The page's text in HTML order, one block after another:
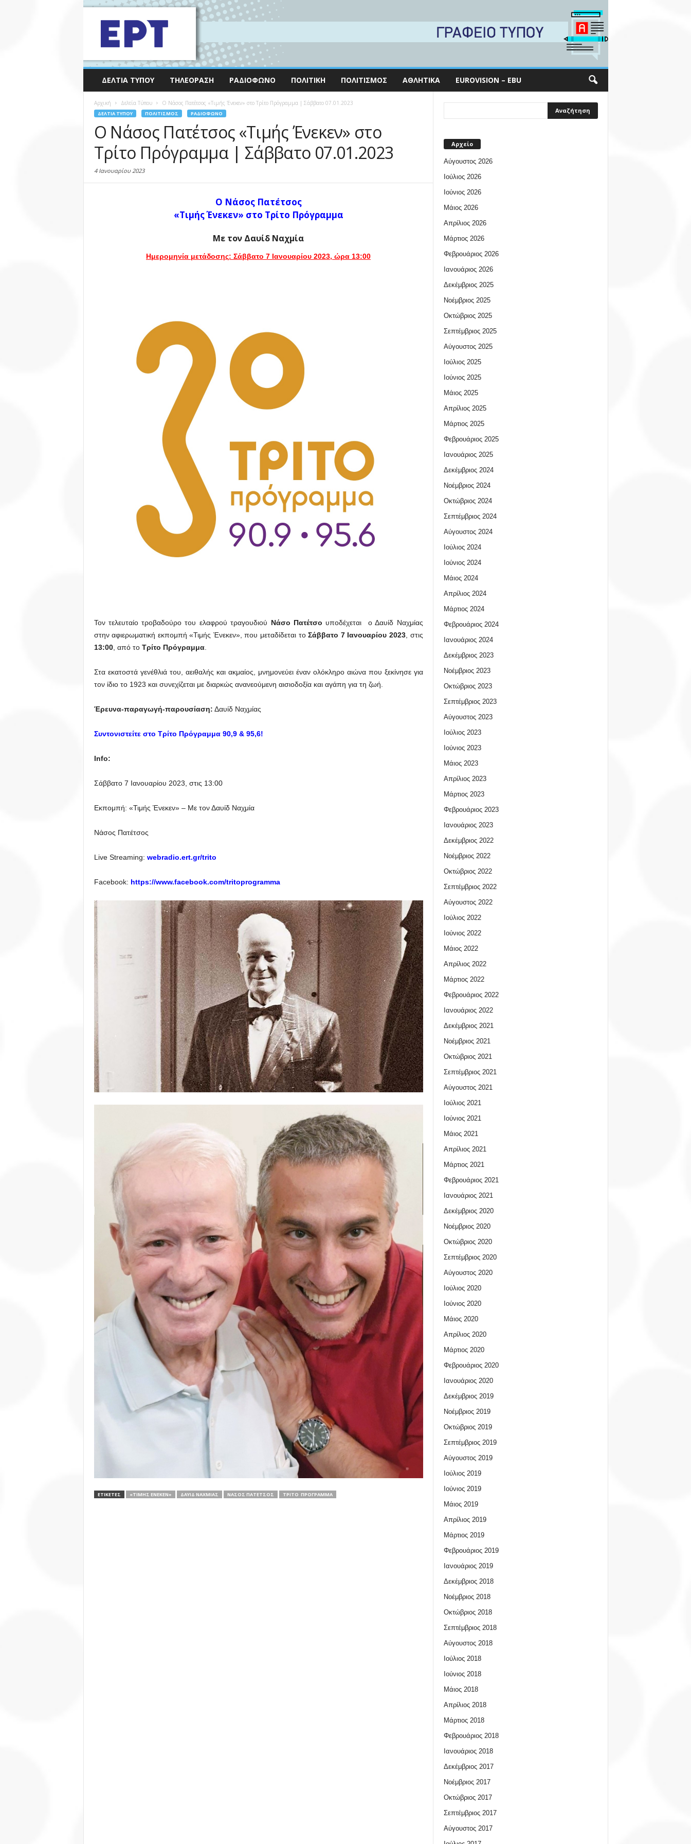
ΔΕΛΤΊΑ ΤΎΠΟΥ ΤΗΛΕΌΡΑΣΗ ΡΑΔΙΌΦΩΝΟ ΠΟΛΙΤΙΚΉ ΠΟΛΙΤΙΣΜΌΣ ΑΘΛΗΤΙΚΆ EUROVISION – EBU
Αρχική Δελτία Τύπου Ο Νάσος Πατέτσος «Τιμής Ένεκεν» στο Τρίτο Πρόγραμμα | Σάββατο 07.01.2023
ΔΕΛΤΊΑ ΤΎΠΟΥ ΠΟΛΙΤΙΣΜΌΣ ΡΑΔΙΌΦΩΝΟ
Ο Νάσος Πατέτσος «Τιμής Ένεκεν» στο
Τρίτο Πρόγραμμα | Σάββατο 07.01.2023
4 Ιανουαρίου 2023
Ο Νάσος Πατέτσος
«Τιμής Ένεκεν» στο Τρίτο Πρόγραμμα
Με τον Δαυίδ Ναχμία
Ημερομηνία μετάδοσης: Σάββατο 7 Ιανουαρίου 2023, ώρα 13:00
Τον τελευταίο τροβαδούρο του ελαφρού τραγουδιού Νάσο Πατέτσο υποδέχεται ο Δαυίδ Ναχμίας
στην αφιερωματική εκπομπή «Τιμής Ένεκεν», που μεταδίδεται τοΣάββατο 7 Ιανουαρίου 2023, στις
13:00, από το Τρίτο Πρόγραμμα.
Στα εκατοστά γενέθλιά του, αειθαλής και ακμαίος, μνημονεύει έναν ολόκληρο αιώνα που ξεκίνησε για
τον ίδιο το 1923 και συνεχίζεται με διαρκώς ανανεούμενη αισιοδοξία και αγάπη για τη ζωή.
Έρευνα-παραγωγή-παρουσίαση: Δαυίδ Ναχμίας
Συντονιστείτε στο Τρίτο Πρόγραμμα 90,9 & 95,6!
Info:
Σάββατο 7 Ιανουαρίου 2023, στις 13:00
Εκπομπή: «Τιμής Ένεκεν» – Με τον Δαυίδ Ναχμία
Νάσος Πατέτσος
Live Streaming: webradio.ert.gr/trito
Facebook: https://www.facebook.com/tritoprogramma
ΕΤΙΚΕΤΕΣ «ΤΙΜΉΣ ΈΝΕΚΕΝ» ΔΑΥΊΔ ΝΑΧΜΊΑΣ ΝΆΣΟΣ ΠΑΤΈΤΣΟΣ ΤΡΊΤΟ ΠΡΌΓΡΑΜΜΑ
Αρχείο
Αύγουστος 2026
Ιούλιος 2026
Ιούνιος 2026
Μάιος 2026
Απρίλιος 2026
Μάρτιος 2026
Φεβρουάριος 2026
Ιανουάριος 2026
Δεκέμβριος 2025
Νοέμβριος 2025
Οκτώβριος 2025
Σεπτέμβριος 2025
Αύγουστος 2025
Ιούλιος 2025
Ιούνιος 2025
Μάιος 2025
Απρίλιος 2025
Μάρτιος 2025
Φεβρουάριος 2025
Ιανουάριος 2025
Δεκέμβριος 2024
Νοέμβριος 2024
Οκτώβριος 2024
Σεπτέμβριος 2024
Αύγουστος 2024
Ιούλιος 2024
Ιούνιος 2024
Μάιος 2024
Απρίλιος 2024
Μάρτιος 2024
Φεβρουάριος 2024
Ιανουάριος 2024
Δεκέμβριος 2023
Νοέμβριος 2023
Οκτώβριος 2023
Σεπτέμβριος 2023
Αύγουστος 2023
Ιούλιος 2023
Ιούνιος 2023
Μάιος 2023
Απρίλιος 2023
Μάρτιος 2023
Φεβρουάριος 2023
Ιανουάριος 2023
Δεκέμβριος 2022
Νοέμβριος 2022
Οκτώβριος 2022
Σεπτέμβριος 2022
Αύγουστος 2022
Ιούλιος 2022
Ιούνιος 2022
Μάιος 2022
Απρίλιος 2022
Μάρτιος 2022
Φεβρουάριος 2022
Ιανουάριος 2022
Δεκέμβριος 2021
Νοέμβριος 2021
Οκτώβριος 2021
Σεπτέμβριος 2021
Αύγουστος 2021
Ιούλιος 2021
Ιούνιος 2021
Μάιος 2021
Απρίλιος 2021
Μάρτιος 2021
Φεβρουάριος 2021
Ιανουάριος 2021
Δεκέμβριος 2020
Νοέμβριος 2020
Οκτώβριος 2020
Σεπτέμβριος 2020
Αύγουστος 2020
Ιούλιος 2020
Ιούνιος 2020
Μάιος 2020
Απρίλιος 2020
Μάρτιος 2020
Φεβρουάριος 2020
Ιανουάριος 2020
Δεκέμβριος 2019
Νοέμβριος 2019
Οκτώβριος 2019
Σεπτέμβριος 2019
Αύγουστος 2019
Ιούλιος 2019
Ιούνιος 2019
Μάιος 2019
Απρίλιος 2019
Μάρτιος 2019
Φεβρουάριος 2019
Ιανουάριος 2019
Δεκέμβριος 2018
Νοέμβριος 2018
Οκτώβριος 2018
Σεπτέμβριος 2018
Αύγουστος 2018
Ιούλιος 2018
Ιούνιος 2018
Μάιος 2018
Απρίλιος 2018
Μάρτιος 2018
Φεβρουάριος 2018
Ιανουάριος 2018
Δεκέμβριος 2017
Νοέμβριος 2017
Οκτώβριος 2017
Σεπτέμβριος 2017
Αύγουστος 2017